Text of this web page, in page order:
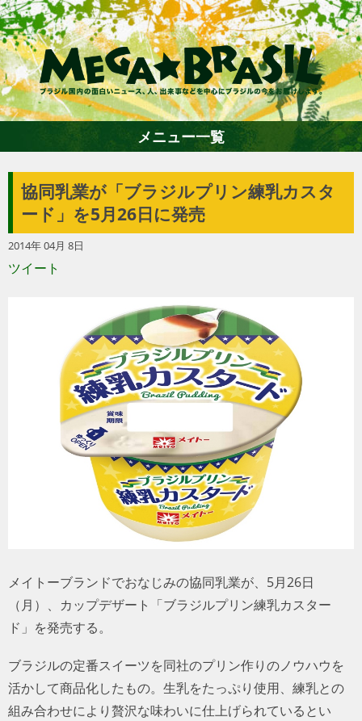
ホーム
グルメ
トラベル
PEOPLE
ビジネス
メニュー一覧
協同乳業が「ブラジルプリン練乳カスタ
ード」を5月26日に発売
2014年 04月 8日
ツイート
メイトーブランドでおなじみの協同乳業が、5月26日
（月）、カップデザート「ブラジルプリン練乳カスター
ド」を発売する。
ブラジルの定番スイーツを同社のプリン作りのノウハウを
活かして商品化したもの。生乳をたっぷり使用、練乳との
組み合わせにより贅沢な味わいに仕上げられているとい